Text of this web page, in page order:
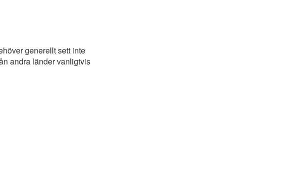
generellt sett inte
andra länder vanligtvis